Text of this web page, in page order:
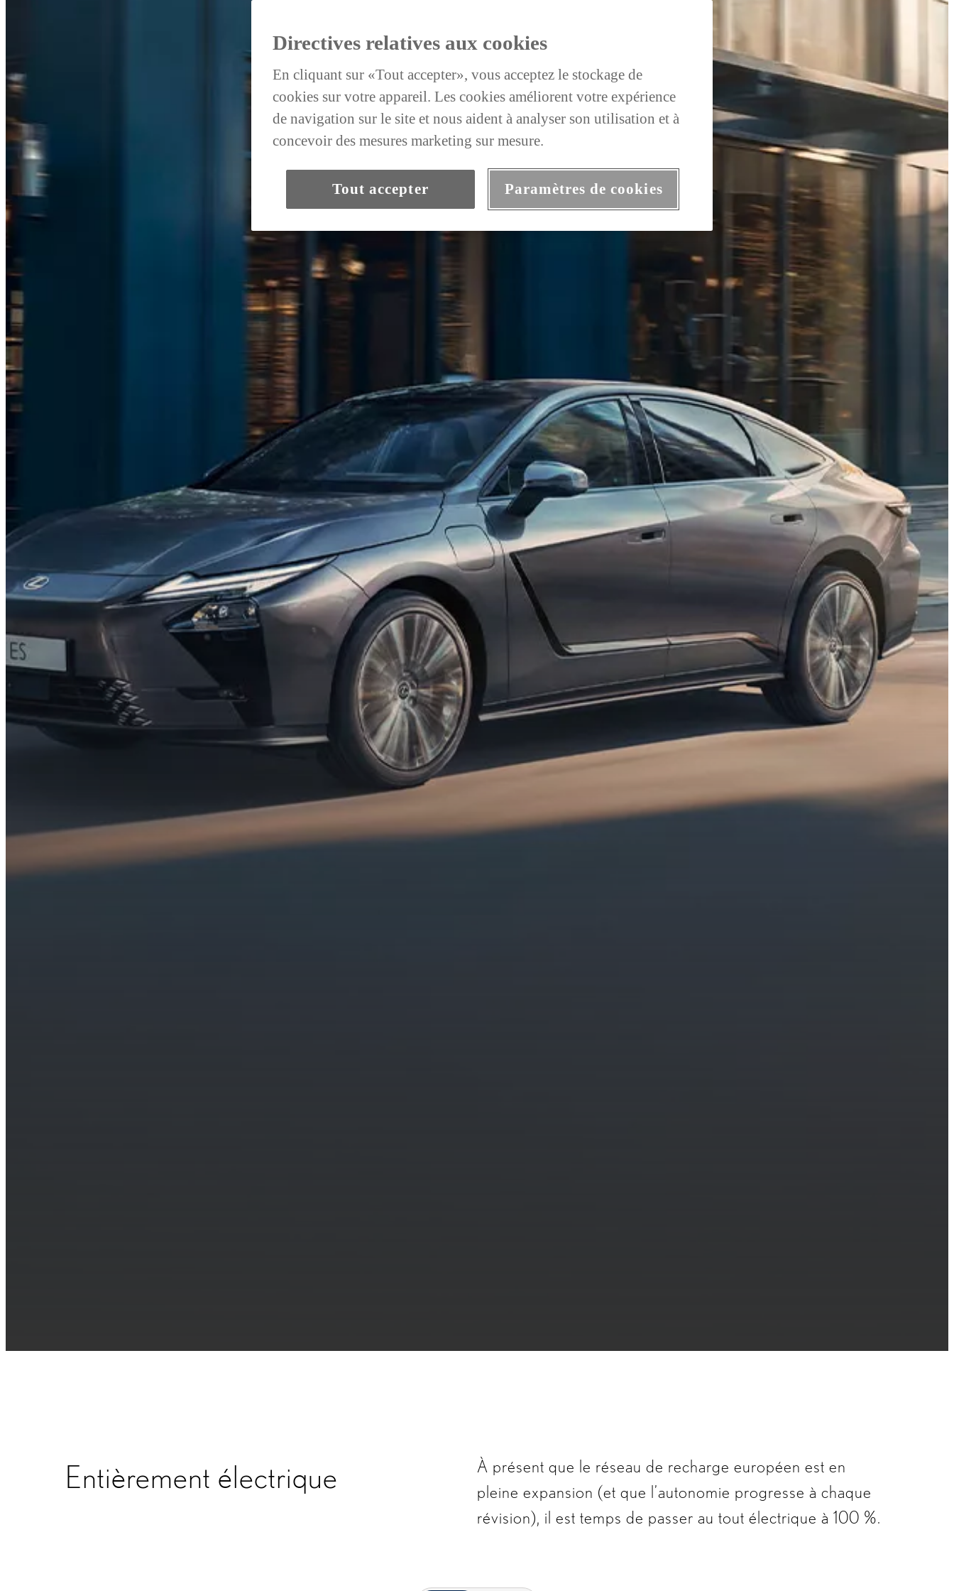
Entièrement électrique
À présent que le réseau de recharge européen est en
pleine expansion (et que l’autonomie progresse à chaque
révision), il est temps de passer au tout électrique à 100 %.
Directives relatives aux cookies
En cliquant sur «Tout accepter», vous acceptez le stockage de
cookies sur votre appareil. Les cookies améliorent votre expérience
de navigation sur le site et nous aident à analyser son utilisation et à
concevoir des mesures marketing sur mesure.
Tout accepter Paramètres de cookies